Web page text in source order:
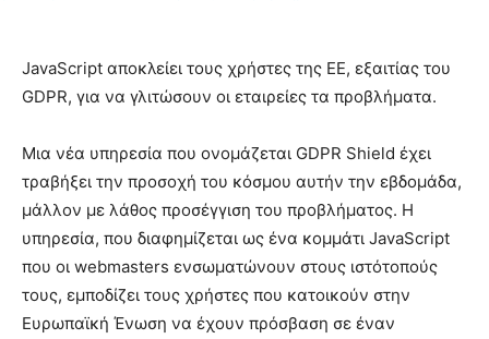
JavaScript αποκλείει τους χρήστες της ΕΕ, εξαιτίας του
GDPR, για να γλιτώσουν οι εταιρείες τα προβλήματα.
Μια νέα υπηρεσία που ονομάζεται GDPR Shield έχει
τραβήξει την προσοχή του κόσμου αυτήν την εβδομάδα,
μάλλον με λάθος προσέγγιση του προβλήματος. Η
υπηρεσία, που διαφημίζεται ως ένα κομμάτι JavaScript
που οι webmasters ενσωματώνουν στους ιστότοπούς
τους, εμποδίζει τους χρήστες που κατοικούν στην
Ευρωπαϊκή Ένωση να έχουν πρόσβαση σε έναν